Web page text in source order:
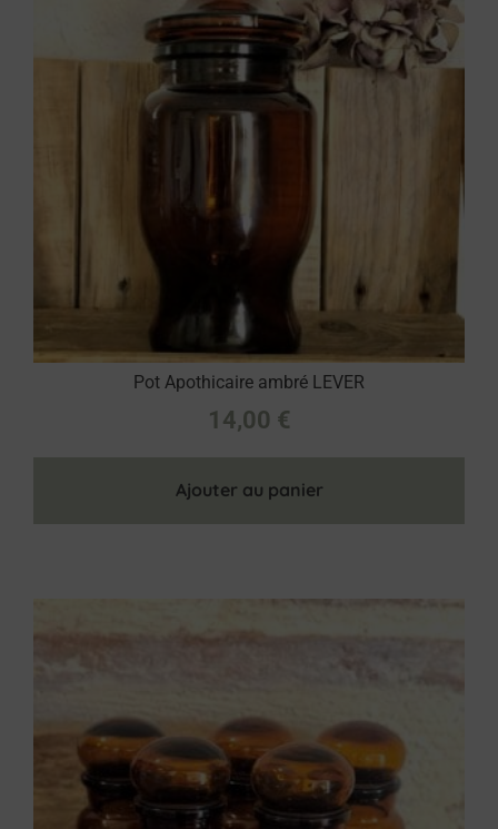
Pot Apothicaire ambré LEVER
14,00 €
Ajouter au panier